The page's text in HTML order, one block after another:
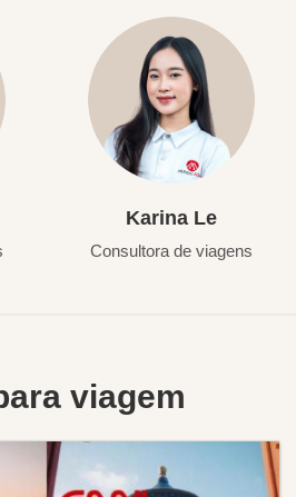
Karina Le
Consultora de viagens
viagem